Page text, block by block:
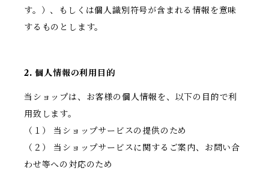
す。）、もしくは個人識別符号が含まれる情報を意味
するものとします。
2. 個人情報の利用目的
当ショップは、お客様の個人情報を、以下の目的で利
用致します。
（１） 当ショップサービスの提供のため
（２） 当ショップサービスに関するご案内、お問い合
わせ等への対応のため